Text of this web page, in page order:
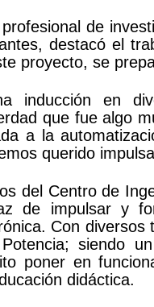
de
destacó el
proyecto, se
inducción en
que fue algo
a la
querido
del Centro de
de impulsar y
Con
siendo
poner en
didáctica.